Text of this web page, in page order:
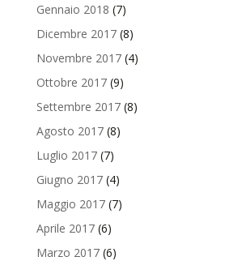
Gennaio 2018 (7)
Dicembre 2017(8)
Novembre 2017(4)
Ottobre 2017(9)
Settembre 2017(8)
Agosto 2017(8)
Luglio 2017(7)
Giugno 2017(4)
Maggio 2017(7)
Aprile 2017(6)
Marzo 2017(6)